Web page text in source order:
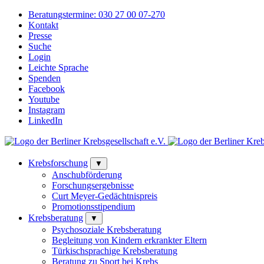
Beratungstermine: 030 27 00 07-270
Kontakt
Presse
Suche
Login
Leichte Sprache
Spenden
Facebook
Youtube
Instagram
LinkedIn
Krebsforschung ▼
Anschubförderung
Forschungsergebnisse
Curt Meyer-Gedächtnispreis
Promotionsstipendium
Krebsberatung
▼
Psychosoziale Krebsberatung
Begleitung von Kindern erkrankter Eltern
Türkischsprachige Krebsberatung
Beratung zu Sport bei Krebs